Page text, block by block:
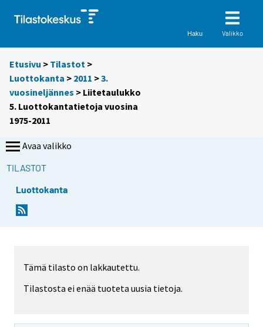
Haku Valikko
Etusivu > Tilastot >
Luottokanta > 2011 >3.
vuosineljännes > Liitetaulukko
5. Luottokantatietoja vuosina
1975-2011
Avaa valikko
TILASTOT
Luottokanta
Tämä tilasto on lakkautettu.
Tilastosta ei enää tuoteta uusia tietoja.